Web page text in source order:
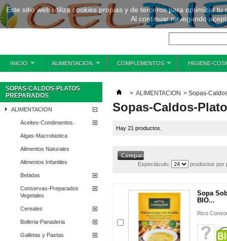
INICIO ALIMENTACION COMPLEMENTOS HIGIENE-
SOPAS-CALDOS-PLATOS
PREPARADOS
ALIMENTACION
Aceites-Condimentos.
Algas-Macrobiotica
Alimentos Naturales
Alimentos Infantiles
Bebidas
Conservas-Preparados
Vegetales
Cereales
Bolleria-Panaderia
Galletas y Pastas
> ALIMENTACION > Sopas-
Sopas-Caldos-
Hay 21 productos.
Espectáculo: productos por
Sopa
BIO...
Rico
Este sitio web utiliza cookies propias y de terceros para optimizar
Al continuar navegando